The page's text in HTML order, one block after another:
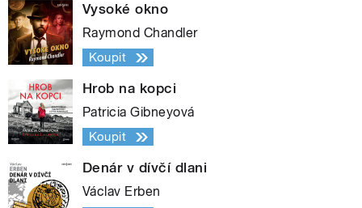
Vysoké okno
Raymond Chandler
Koupit
Hrob na kopci
Patricia Gibneyová
Koupit
Denár v dívčí dlani
Václav Erben